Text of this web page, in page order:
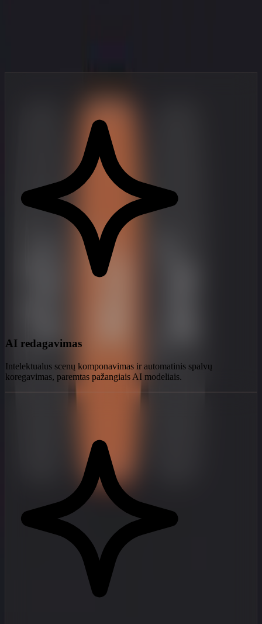
AI redagavimas
Intelektualus scenų komponavimas ir automatinis spalvų
koregavimas, paremtas pažangiais AI modeliais.